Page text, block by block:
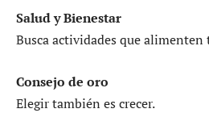
Salud y Bienestar
Busca actividades que
Consejo de oro
Elegir también es crecer.